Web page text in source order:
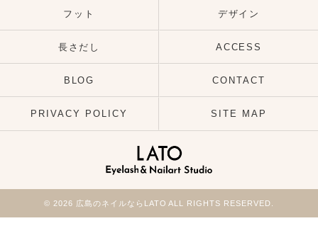
フット デザイン
長さだし ACCESS
BLOG CONTACT
PRIVACY POLICY SITE MAP
© 2026 広島のネイルならLATO ALL RIGHTS RESERVED.